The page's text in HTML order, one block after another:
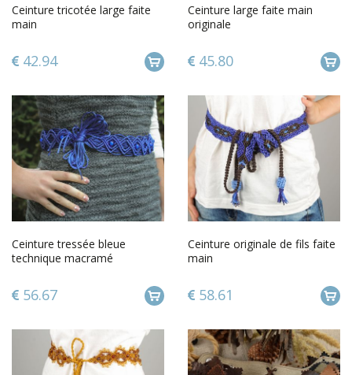
Ceinture tricotée large faite
main
42.94
Ceinture large faite main
originale
45.80
Ceinture tressée bleue
technique macramé
56.67
Ceinture originale de fils faite
main
58.61